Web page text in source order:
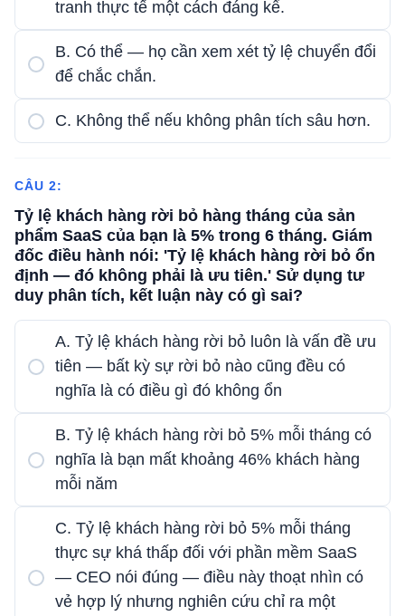
tranh thực tế một cách đáng kể.
B. Có thể — họ cần xem xét tỷ lệ chuyển đổi
để chắc chắn.
C. Không thể nếu không phân tích sâu hơn.
CÂU 2:
Tỷ lệ khách hàng rời bỏ hàng tháng của sản
phẩm SaaS của bạn là 5% trong 6 tháng. Giám
đốc điều hành nói: 'Tỷ lệ khách hàng rời bỏ ổn
định — đó không phải là ưu tiên.' Sử dụng tư
duy phân tích, kết luận này có gì sai?
A. Tỷ lệ khách hàng rời bỏ luôn là vấn đề ưu
tiên — bất kỳ sự rời bỏ nào cũng đều có
nghĩa là có điều gì đó không ổn
B. Tỷ lệ khách hàng rời bỏ 5% mỗi tháng có
nghĩa là bạn mất khoảng 46% khách hàng
mỗi năm
C. Tỷ lệ khách hàng rời bỏ 5% mỗi tháng
thực sự khá thấp đối với phần mềm SaaS
— CEO nói đúng — điều này thoạt nhìn có
vẻ hợp lý nhưng nghiên cứu chỉ ra một